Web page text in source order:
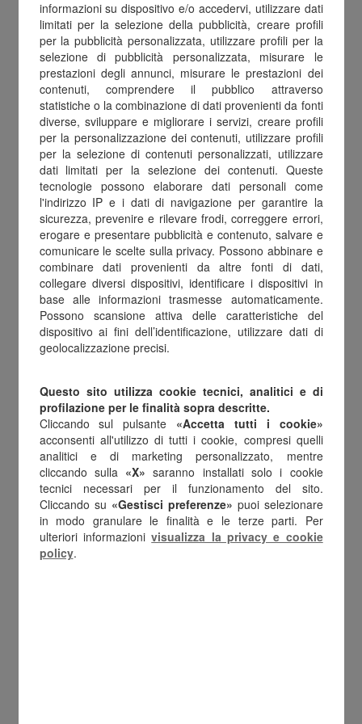
Tre anime,un solo
obiettivo:
generaredigital
value
informazioni su dispositivo e/o accedervi, utilizzare dati
limitati per la selezione della pubblicità, creare profili
per la pubblicità personalizzata, utilizzare profili per la
selezione di pubblicità personalizzata, misurare le
prestazioni degli annunci, misurare le prestazioni dei
contenuti, comprendere il pubblico attraverso
statistiche o la combinazione di dati provenienti da fonti
diverse, sviluppare e migliorare i servizi, creare profili
per la personalizzazione dei contenuti, utilizzare profili
per la selezione di contenuti personalizzati, utilizzare
dati limitati per la selezione dei contenuti. Queste
tecnologie possono elaborare dati personali come
l'indirizzo IP e i dati di navigazione per garantire la
sicurezza, prevenire e rilevare frodi, correggere errori,
erogare e presentare pubblicità e contenuto, salvare e
comunicare le scelte sulla privacy. Possono abbinare e
combinare dati provenienti da altre fonti di dati,
collegare diversi dispositivi, identificare i dispositivi in
base alle informazioni trasmesse automaticamente.
Possono scansione attiva delle caratteristiche del
dispositivo ai fini dell’identificazione, utilizzare dati di
geolocalizzazione precisi.
Questo sito utilizza cookie tecnici, analitici e di
profilazione per le finalità sopra descritte.
Cliccando sul pulsante «Accetta tutti i cookie»
acconsenti all'utilizzo di tutti i cookie, compresi quelli
analitici e di marketing personalizzato, mentre
cliccando sulla «X» saranno installati solo i cookie
tecnici necessari per il funzionamento del sito.
Cliccando su «Gestisci preferenze» puoi selezionare
in modo granulare le finalità e le terze parti. Per
ulteriori informazionivisualizza la privacy e cookie
policy.